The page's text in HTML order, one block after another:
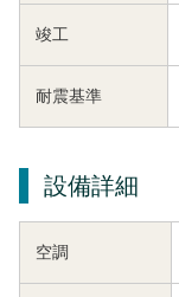
竣工
耐震基準
設備詳細
空調